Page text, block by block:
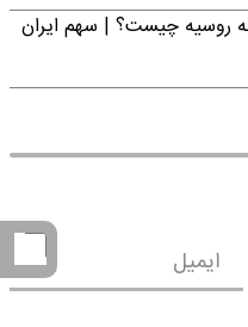
روسیه چیست؟ | سهم ایران
ایمیل